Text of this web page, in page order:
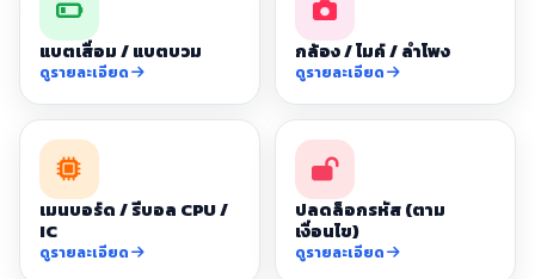
แบตเสื่อม / แบตบวม
ดูรายละเอียด
กล้อง / ไมค์ / ลำโพง
ดูรายละเอียด
เมนบอร์ด / รีบอล CPU /
IC
ดูรายละเอียด
ปลดล็อกรหัส (ตาม
เงื่อนไข)
ดูรายละเอียด